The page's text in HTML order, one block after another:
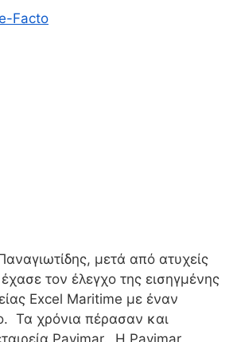
Facto
μετά από ατυχείς
τον έλεγχο της εισηγμένης
Excel Maritime με έναν
Τα χρόνια πέρασαν και
Pavimar. Η Pavimar,